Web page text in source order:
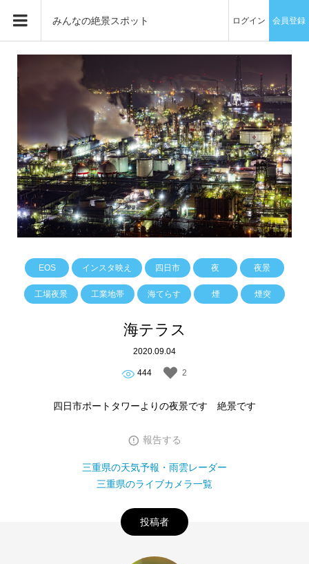
みんなの絶景スポット ログイン 会員登録
EOS インスタ映え 四日市 夜 夜景
工場夜景 工業地帯 海てらす 煙 煙突
海テラス
2020.09.04
444 2
四日市ポートタワーよりの夜景です 絶景です
報告する
三重県の天気予報・雨雲レーダー
三重県のライブカメラ一覧
投稿者